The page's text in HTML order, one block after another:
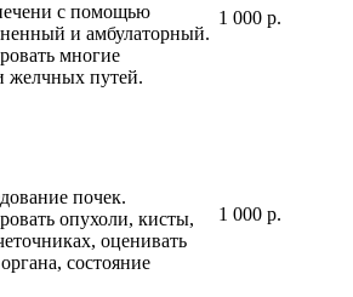
с помощью
и амбулаторный.
многие
желчных путей.
1 000 р.
почек.
опухоли, кисты,
оценивать
состояние
1 000 р.